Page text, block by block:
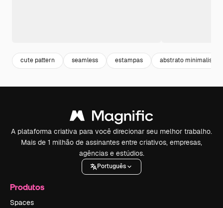
cute pattern seamless estampas abstrato minimalista
A plataforma criativa para você direcionar seu melhor trabalho.
Mais de 1 milhão de assinantes entre criativos, empresas,
agências e estúdios.
Português
Produtos
Spaces